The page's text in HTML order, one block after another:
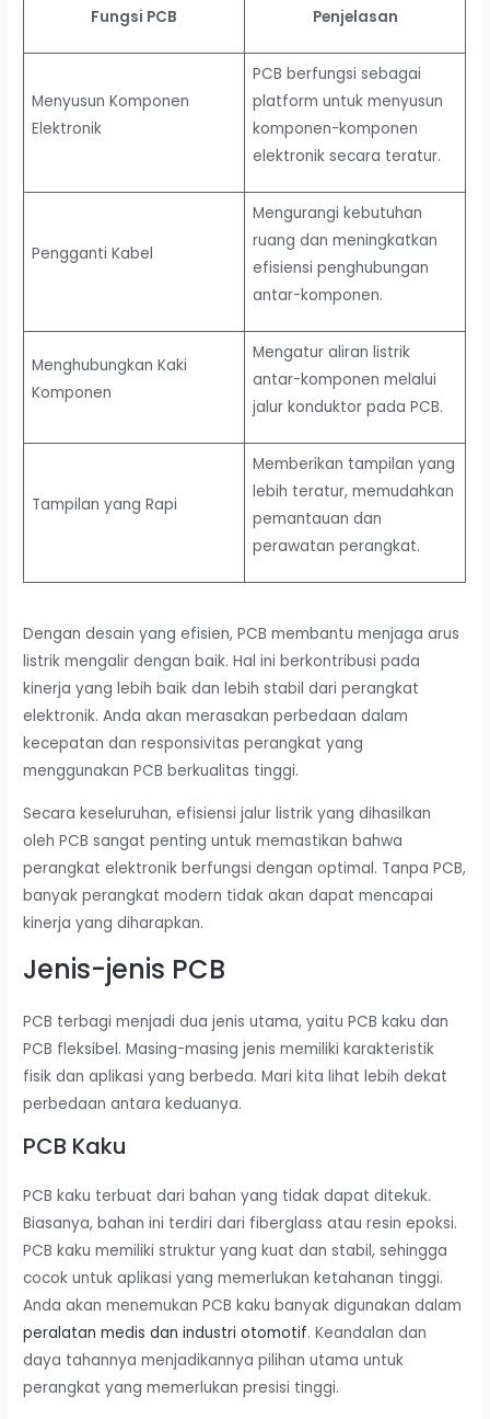
Fungsi PCB Penjelasan
Menyusun Komponen
Elektronik
PCB berfungsi sebagai
platform untuk menyusun
komponen-komponen
elektronik secara teratur.
Pengganti Kabel
Mengurangi kebutuhan
ruang dan meningkatkan
efisiensi penghubungan
antar-komponen.
Menghubungkan Kaki
Komponen
Mengatur aliran listrik
antar-komponen melalui
jalur konduktor pada PCB.
Tampilan yang Rapi
Memberikan tampilan yang
lebih teratur, memudahkan
pemantauan dan
perawatan perangkat.
Dengan desain yang efisien, PCB membantu menjaga arus
listrik mengalir dengan baik. Hal ini berkontribusi pada
kinerja yang lebih baik dan lebih stabil dari perangkat
elektronik. Anda akan merasakan perbedaan dalam
kecepatan dan responsivitas perangkat yang
menggunakan PCB berkualitas tinggi.
Secara keseluruhan, efisiensi jalur listrik yang dihasilkan
oleh PCB sangat penting untuk memastikan bahwa
perangkat elektronik berfungsi dengan optimal. Tanpa PCB,
banyak perangkat modern tidak akan dapat mencapai
kinerja yang diharapkan.
Jenis-jenis PCB
PCB terbagi menjadi dua jenis utama, yaitu PCB kaku dan
PCB fleksibel. Masing-masing jenis memiliki karakteristik
fisik dan aplikasi yang berbeda. Mari kita lihat lebih dekat
perbedaan antara keduanya.
PCB Kaku
PCB kaku terbuat dari bahan yang tidak dapat ditekuk.
Biasanya, bahan ini terdiri dari fiberglass atau resin epoksi.
PCB kaku memiliki struktur yang kuat dan stabil, sehingga
cocok untuk aplikasi yang memerlukan ketahanan tinggi.
Anda akan menemukan PCB kaku banyak digunakan dalam
peralatan medis dan industri otomotif. Keandalan dan
daya tahannya menjadikannya pilihan utama untuk
perangkat yang memerlukan presisi tinggi.